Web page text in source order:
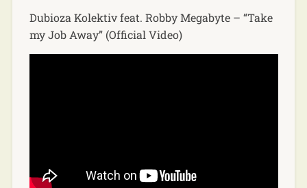
Dubioza Kolektiv feat. Robby Megabyte – “Take
my Job Away” (Official Video)